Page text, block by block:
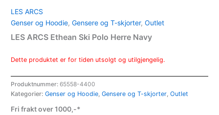
LES ARCS
Genser og Hoodie,Gensere og T-skjorter,Outlet
LES ARCS Ethean Ski Polo Herre Navy
Dette produktet er for tiden utsolgt og utilgjengelig.
Produktnummer: 65558-4400
Kategorier:Genser og Hoodie,Gensere og T-skjorter,Outlet
Fri frakt over 1000,-*